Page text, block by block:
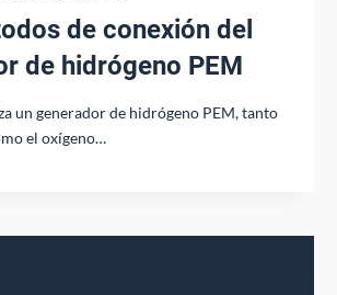
de conexión del
de hidrógeno PEM
un generador de hidrógeno PEM, tanto
el oxígeno…